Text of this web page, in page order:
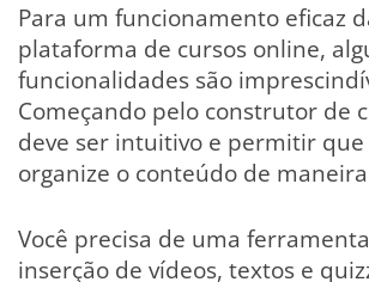
Para um funcionamento eficaz
plataforma de cursos online,
funcionalidades são
Começando pelo construtor de
deve ser intuitivo e permitir que
organize o conteúdo de
Você precisa de uma
inserção de vídeos, textos e